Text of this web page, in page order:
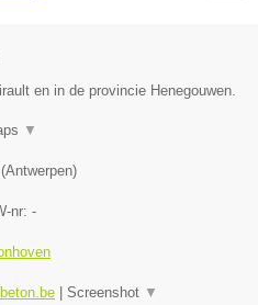
en in de provincie Henegouwen.
▼
(Antwerpen)
nr: -
Screenshot ▼